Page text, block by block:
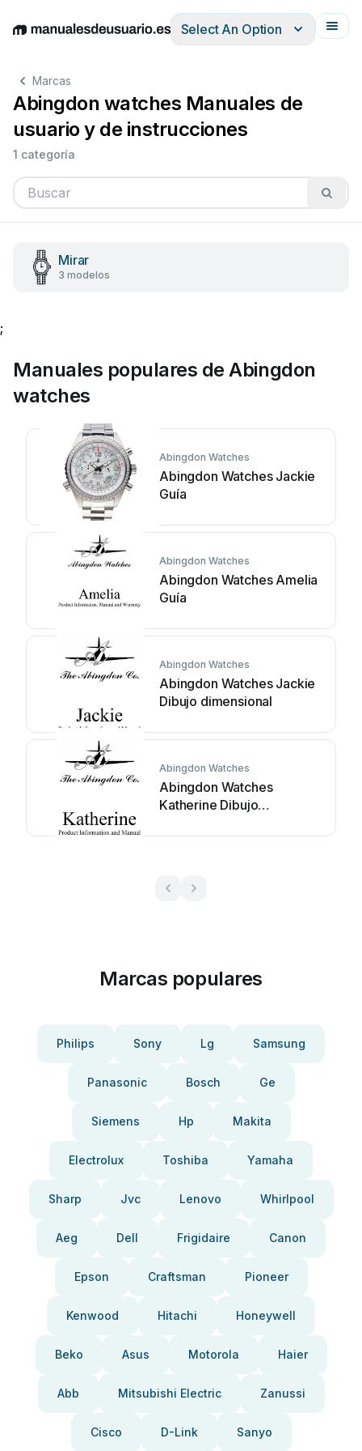
EnglishDeutschEspañolItalianoFrançais
Select An Option
Marcas
Abingdon watches Manuales de
usuario y de instrucciones
1 categoría
Mirar
3 modelos
;
Manuales populares de Abingdon
watches
Abingdon Watches
Abingdon Watches Jackie
Guía
Abingdon Watches
Abingdon Watches Amelia
Guía
Abingdon Watches
Abingdon Watches Jackie
Dibujo dimensional
Abingdon Watches
Abingdon Watches
Katherine Dibujo
Marcas populares
Philips Sony Lg Samsung
Panasonic Bosch Ge
Siemens Hp Makita
Electrolux Toshiba Yamaha
Sharp Jvc Lenovo Whirlpool
Aeg Dell Frigidaire Canon
Epson Craftsman Pioneer
Kenwood Hitachi Honeywell
Beko Asus Motorola Haier
Abb Mitsubishi Electric Zanussi
Cisco D-Link Sanyo